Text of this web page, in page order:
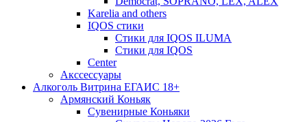
Karelia and others
IQOS стики
Стики для IQOS ILUMA
Стики для IQOS
Сenter
Акссессуары
Алкоголь Витрина ЕГАИС 18+
Армянский Коньяк
Сувенирные Коньяки